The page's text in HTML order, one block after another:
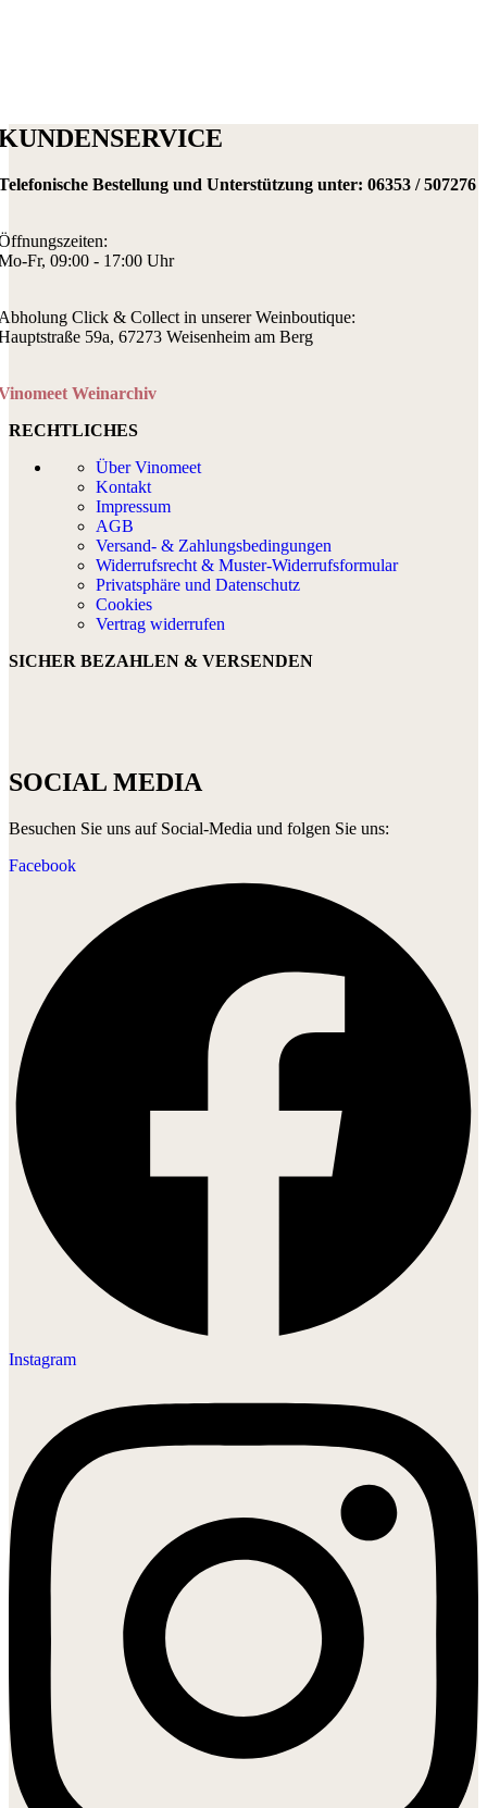
Bestellung und Unterstützung unter: 06353 / 507276
Fr, 09:00 - 17:00 Uhr
Click & Collect in unserer Weinboutique:
59a, 67273 Weisenheim am Berg
Weinarchiv
RECHTLICHES
Über Vinomeet
Kontakt
Impressum
AGB
Versand- & Zahlungsbedingungen
Widerrufsrecht & Muster-Widerrufsformular
Privatsphäre und Datenschutz
Cookies
Vertrag widerrufen
SICHER BEZAHLEN & VERSENDEN
SOCIAL MEDIA
Besuchen Sie uns auf Social-Media und folgen Sie uns:
Facebook
Instagram